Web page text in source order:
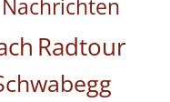
Radtour